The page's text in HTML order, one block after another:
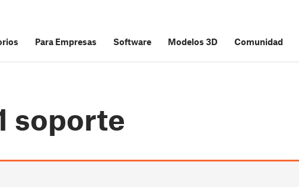
Para Empresas Software Modelos 3D Comunidad
soporte